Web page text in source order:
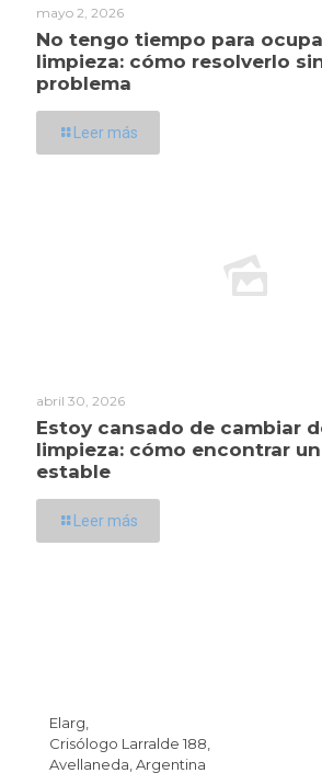
mayo 2, 2026
No tengo tiempo para
limpieza: cómo resolverlo
problema
Leer más
abril 30, 2026
Estoy cansado de cambiar
limpieza: cómo encontrar
estable
Leer más
Elarg,
Crisólogo Larralde 188,
Avellaneda, Argentina